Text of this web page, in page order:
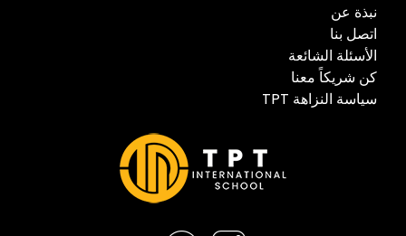
نبذة عن
اتصل بنا
الأسئلة الشائعة
كن شريكاً معنا
سياسة النزاهة TPT